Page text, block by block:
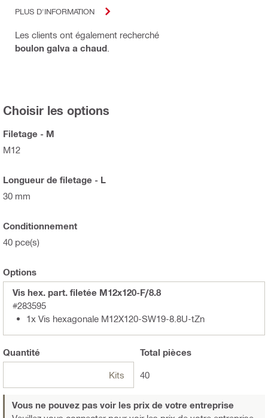
PLUS D'INFORMATION
Les clients ont également recherché
boulon galva a chaud
Choisir les options
Filetage - M
M12
Longueur de filetage - L
30 mm
Conditionnement
40 pce(s)
Options
Vis hex. part. filetée M12x120-F/8.8
#283595
1x Vis hexagonale M12X120-SW19-8.8U-tZn
Quantité
Kits
Total pièces
40
Vous ne pouvez pas voir les prix de votre entreprise